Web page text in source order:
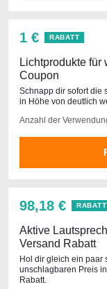
1 € RABATT
Lichtprodukte für
Coupon
Schnapp dir sofort die
in Höhe von deutlich
Anzahl der
98,18 € RABATT
Aktive
Versand Rabatt
Hol dir gleich ein paar
unschlagbaren Preis
Rabatt.